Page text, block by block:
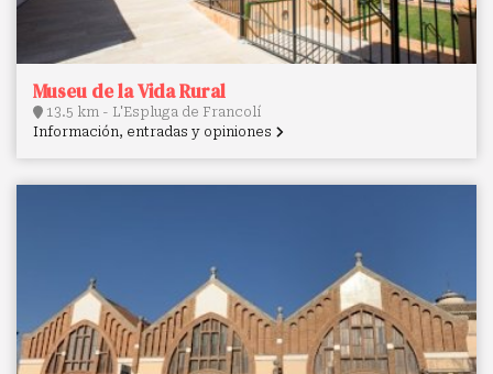
Museu de la Vida Rural
13.5 km - L'Espluga de Francolí
Información, entradas y opiniones